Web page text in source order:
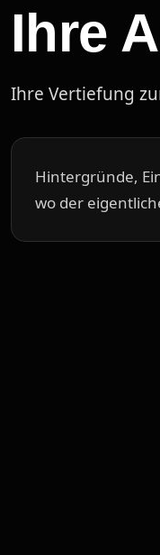
Ihre
Ihre Vertiefung
Hintergründe,
wo der